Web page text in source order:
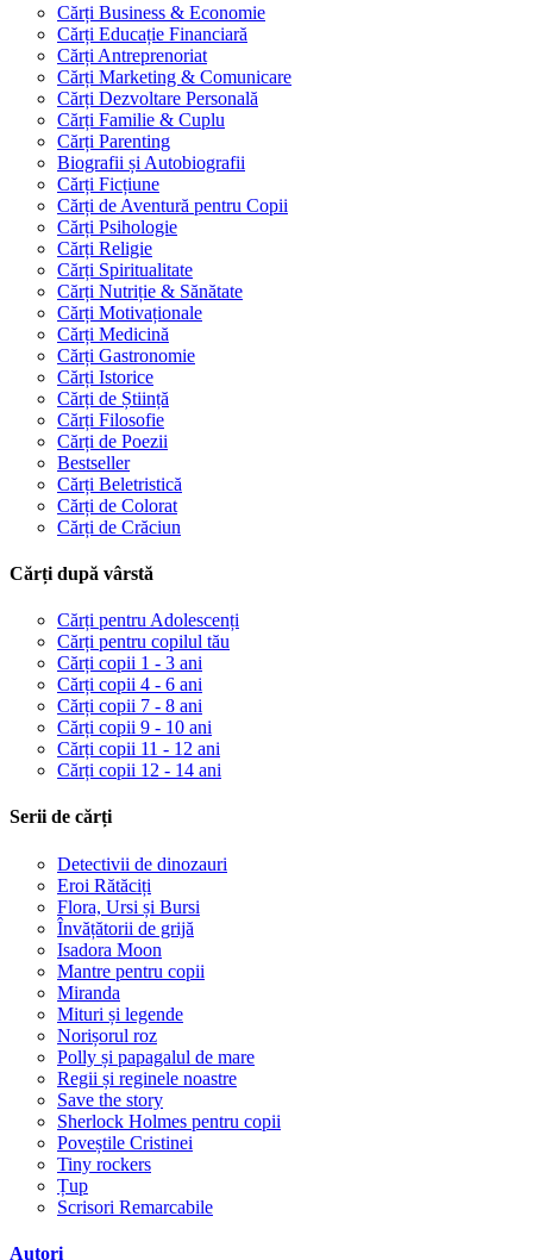
Cărți Business & Economie
Cărți Educație Financiară
Cărți Antreprenoriat
Cărți Marketing & Comunicare
Cărți Dezvoltare Personală
Cărți Familie & Cuplu
Cărți Parenting
Biografii și Autobiografii
Cărți Ficțiune
Cărți de Aventură pentru Copii
Cărți Psihologie
Cărți Religie
Cărți Spiritualitate
Cărți Nutriție & Sănătate
Cărți Motivaționale
Cărți Medicină
Cărți Gastronomie
Cărți Istorice
Cărți de Știință
Cărți Filosofie
Cărți de Poezii
Bestseller
Cărți Beletristică
Cărți de Colorat
Cărți de Crăciun
Cărți după vârstă
Cărți pentru Adolescenți
Cărți pentru copilul tău
Cărți copii 1 - 3 ani
Cărți copii 4 - 6 ani
Cărți copii 7 - 8 ani
Cărți copii 9 - 10 ani
Cărți copii 11 - 12 ani
Cărți copii 12 - 14 ani
Serii de cărți
Detectivii de dinozauri
Eroi Rătăciți
Flora, Ursi și Bursi
Învățătorii de grijă
Isadora Moon
Mantre pentru copii
Miranda
Mituri și legende
Norișorul roz
Polly și papagalul de mare
Regii și reginele noastre
Save the story
Sherlock Holmes pentru copii
Poveștile Cristinei
Tiny rockers
Țup
Scrisori Remarcabile
Autori